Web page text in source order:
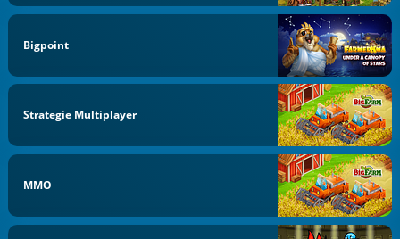
Bigpoint
Strategie Multiplayer
MMO